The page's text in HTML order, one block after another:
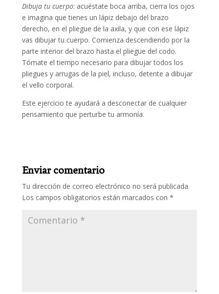
Dibuja tu cuerpo: acuéstate boca arriba, cierra los ojos
e imagina que tienes un lápiz debajo del brazo
derecho, en el pliegue de la axila, y que con ese lápiz
vas dibujar tu cuerpo. Comienza descendiendo por la
parte interior del brazo hasta el pliegue del codo.
Tómate el tiempo necesario para dibujar todos los
pliegues y arrugas de la piel, incluso, detente a dibujar
el vello corporal.
Este ejercicio te ayudará a desconectar de cualquier
pensamiento que perturbe tu armonía.
Enviar comentario
Tu dirección de correo electrónico no será publicada.
Los campos obligatorios están marcados con *